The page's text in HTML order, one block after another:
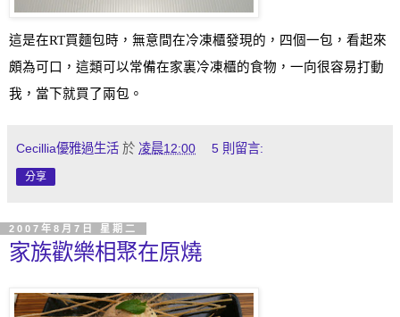
這是在RT買麵包時，無意間在冷凍櫃發現的，四個一包，看起來
頗為可口，這類可以常備在家裏冷凍櫃的食物，一向很容易打動
我，當下就買了兩包 。
Cecillia優雅過生活 於 凌晨12:00 5 則留言:
分享
2007年8月7日 星期二
家族歡樂相聚在原燒